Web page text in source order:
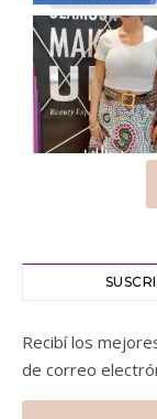
Recibí los
de correo